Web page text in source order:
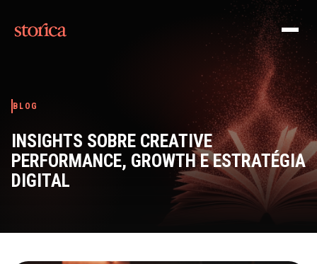
BLOG
INSIGHTS SOBRE CREATIVE
PERFORMANCE, GROWTH E ESTRATÉGIA
DIGITAL